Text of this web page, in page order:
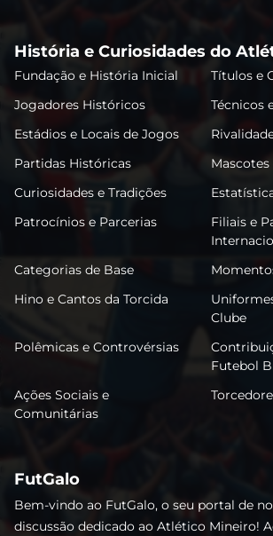
História e Curiosidades do
Fundação e História Inicial
Títulos e
Jogadores Históricos
Técnicos
Estádios e Locais de Jogos
Partidas Históricas
Curiosidades e Tradições
Patrocínios e Parcerias
Filiais e
Categorias de Base
Hino e Cantos da Torcida
Clube
Polêmicas e Controvérsias
Futebol
Ações Sociais e
Comunitárias
FutGalo
Bem-vindo ao FutGalo, o seu portal de
discussão dedicado ao Atlético Mineiro!